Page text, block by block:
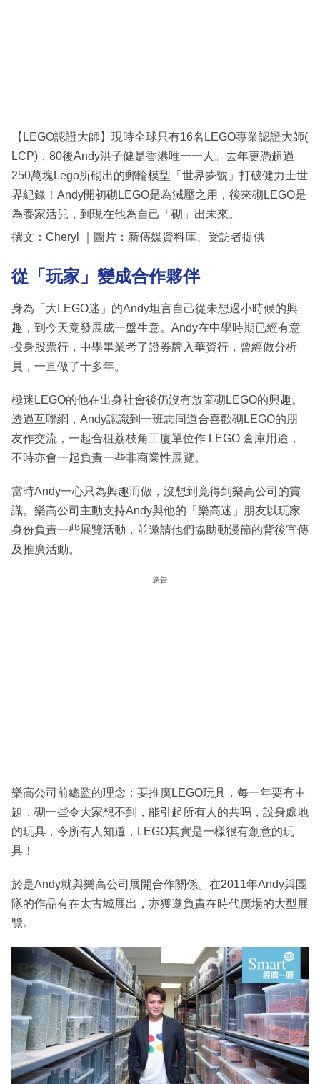
【LEGO認證大師】現時全球只有16名LEGO專業認證大師(
LCP)，80後Andy洪子健是香港唯一一人。去年更憑超過
250萬塊Lego所砌出的郵輪模型「世界夢號」打破健力士世
界紀錄！Andy開初砌LEGO是為減壓之用，後來砌LEGO是
為養家活兒，到現在他為自己「砌」出未來。
撰文：Cheryl ｜圖片：新傳媒資料庫、受訪者提供
從「玩家」變成合作夥伴
身為「大LEGO迷」的Andy坦言自己從未想過小時候的興
趣，到今天竟發展成一盤生意。Andy在中學時期已經有意
投身股票行，中學畢業考了證券牌入華資行，曾經做分析
員，一直做了十多年。
極迷LEGO的他在出身社會後仍沒有放棄砌LEGO的興趣。
透過互聯網，Andy認識到一班志同道合喜歡砌LEGO的朋
友作交流，一起合租荔枝角工廈單位作 LEGO 倉庫用途，
不時亦會一起負責一些非商業性展覽。
當時Andy一心只為興趣而做，沒想到竟得到樂高公司的賞
識。樂高公司主動支持Andy與他的「樂高迷」朋友以玩家
身份負責一些展覽活動，並邀請他們協助動漫節的背後宜傳
及推廣活動。
廣告
樂高公司前總監的理念：要推廣LEGO玩具，每一年要有主
題，砌一些令大家想不到，能引起所有人的共嗚，設身處地
的玩具，令所有人知道，LEGO其實是一樣很有創意的玩
具！
於是Andy就與樂高公司展開合作關係。在2011年Andy與團
隊的作品有在太古城展出，亦獲邀負責在時代廣場的大型展
覽。